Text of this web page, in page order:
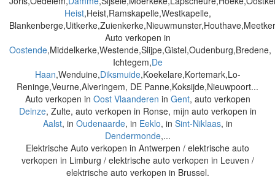
Heist,Heist,Ramskapelle,Westkapelle,
Auto verkopen in
Oostende,Middelkerke,Westende,Slijpe,Gistel,Oudenburg,Bredene,
Ichtegem,De
Haan,Wenduine,Diksmuide,Koekelare,Kortemark,Lo-
Reninge,Veurne,Alveringem, DE Panne,Koksijde,Nieuwpoort...
Auto verkopen in Oost Vlaanderen in Gent, auto verkopen
Deinze, Zulte, auto verkopen in Ronse, mijn auto verkopen in
Aalst, in Oudenaarde, in Eeklo, in Sint-Niklaas, in
Dendermonde,...
Elektrische Auto verkopen in Antwerpen / elektrische auto
verkopen in Limburg / elektrische auto verkopen in Leuven /
elektrische auto verkopen in Brussel.